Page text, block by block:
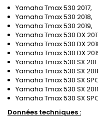
Yamaha Tmax 530 2017,
Yamaha Tmax 530 2018,
Yamaha Tmax 530 2019,
Yamaha Tmax 530 DX
Yamaha Tmax 530 DX
Yamaha Tmax 530 DX
Yamaha Tmax 530 SX
Yamaha Tmax 530 SX
Yamaha Tmax 530 SX
Yamaha Tmax 530 SX
Yamaha Tmax 530 SX
Données techniques :